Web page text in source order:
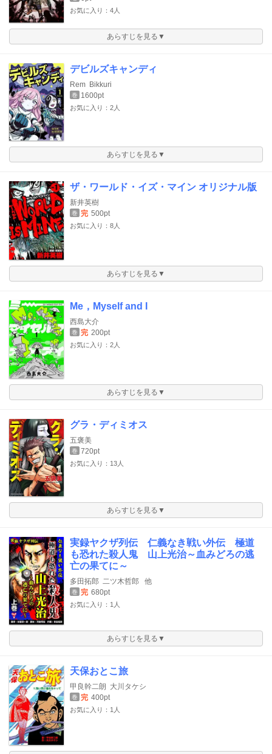
お気に入り：4人
あらすじを見る▼
デビルズキャンディ
Rem Bikkuri
巻 1600pt
お気に入り：2人
あらすじを見る▼
ザ・ワールド・イズ・マイン オリジナル版
新井英樹
巻 完 500pt
お気に入り：8人
あらすじを見る▼
Me，Myself and I
西島大介
巻 完 200pt
お気に入り：2人
あらすじを見る▼
グラ・ディミオス
五褒美
巻 720pt
お気に入り：13人
あらすじを見る▼
実録ヤクザ列伝 仁義なき戦い外伝 極道
も恐れた殺人鬼 山上光治～血みどろの逃
亡の果てに～
多田拓郎 二ツ木哲郎 他
巻 完 680pt
お気に入り：1人
あらすじを見る▼
天保おとこ旅
甲良幹二朗 大川タケシ
巻 完 400pt
お気に入り：1人